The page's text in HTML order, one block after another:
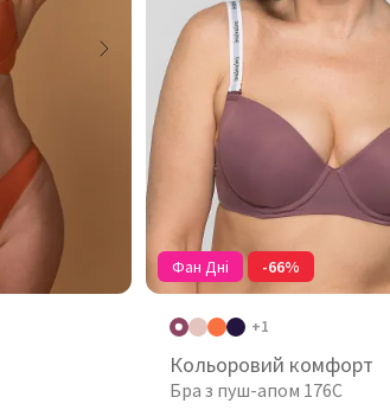
Фан Дні -66%
+1
Кольоровий комфорт
Бра з пуш-апом 176C